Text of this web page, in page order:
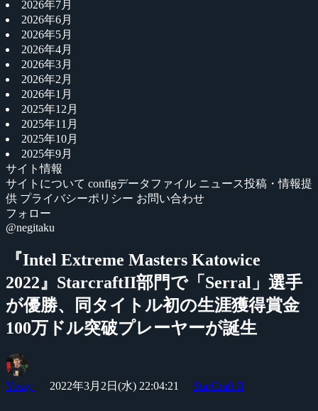
2026年7月
2026年6月
2026年5月
2026年4月
2026年3月
2026年2月
2026年1月
2025年12月
2025年11月
2025年10月
2025年9月
サイト情報
サイトについて configデータファイル ニュース投稿・情報提
供 プライバシーポリシー お問い合わせ
フォロー
@negitaku
『Intel Extreme Masters Katowice
2022』StarcraftII部門で「Serral」選手
が優勝、同タイトル初の生涯獲得賞金
100万ドル突破プレーヤーが誕生
Yossy 2022年3月2日(水) 22:04:21 StarCraft II